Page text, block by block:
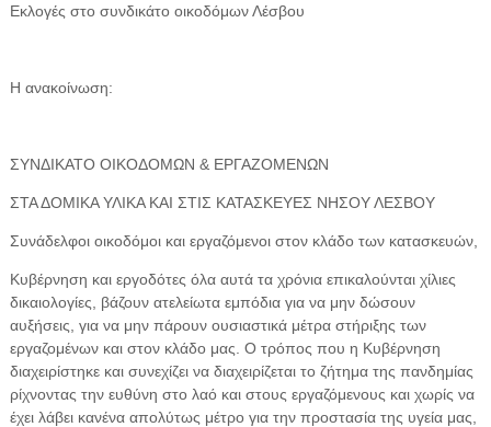
Εκλογές στο συνδικάτο οικοδόμων Λέσβου
Η ανακοίνωση:
ΣΥΝΔΙΚΑΤΟ ΟΙΚΟΔΟΜΩΝ & ΕΡΓΑΖΟΜΕΝΩΝ
ΣΤΑ ΔΟΜΙΚΑ ΥΛΙΚΑ ΚΑΙ ΣΤΙΣ ΚΑΤΑΣΚΕΥΕΣ ΝΗΣΟΥ ΛΕΣΒΟΥ
Συνάδελφοι οικοδόμοι και εργαζόμενοι στον κλάδο των κατασκευών,
Κυβέρνηση και εργοδότες όλα αυτά τα χρόνια επικαλούνται χίλιες
δικαιολογίες, βάζουν ατελείωτα εμπόδια για να μην δώσουν
αυξήσεις, για να μην πάρουν ουσιαστικά μέτρα στήριξης των
εργαζομένων και στον κλάδο μας. Ο τρόπος που η Κυβέρνηση
διαχειρίστηκε και συνεχίζει να διαχειρίζεται το ζήτημα της πανδημίας
ρίχνοντας την ευθύνη στο λαό και στους εργαζόμενους και χωρίς να
έχει λάβει κανένα απολύτως μέτρο για την προστασία της υγεία μας,